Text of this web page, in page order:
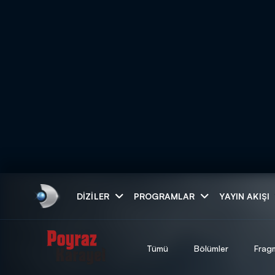
DIZILER PROGRAMLAR YAYIN AKIŞI
Tümü Bölümler